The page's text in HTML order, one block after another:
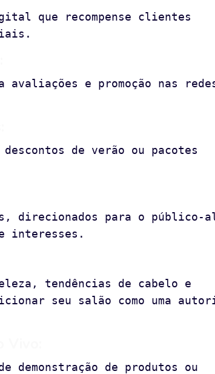
que recompense clientes
e promoção nas
de verão ou pacotes
direcionados para o público-
interesses.
tendências de cabelo e
seu salão como uma
demonstração de produtos ou